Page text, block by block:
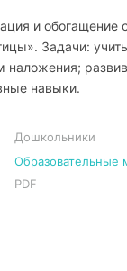
и обогащение
Задачи:
наложения;
навыки.
Дошкольники
Образовательные
PDF